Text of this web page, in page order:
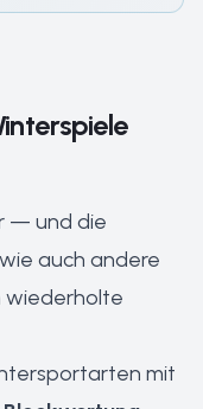
— und die
auch andere
wiederholte
mit